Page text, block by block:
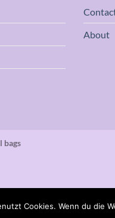
About
bags
Cookies. Wenn du die